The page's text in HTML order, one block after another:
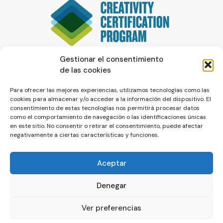
Gestionar el consentimiento
de las cookies
Para ofrecer las mejores experiencias, utilizamos tecnologías como las
cookies para almacenar y/o acceder a la información del dispositivo. El
consentimiento de estas tecnologías nos permitirá procesar datos
como el comportamiento de navegación o las identificaciones únicas
en este sitio. No consentir o retirar el consentimiento, puede afectar
negativamente a ciertas características y funciones.
Aceptar
Denegar
Ver preferencias
© La Servilleta - El Blog de Paco Prieto